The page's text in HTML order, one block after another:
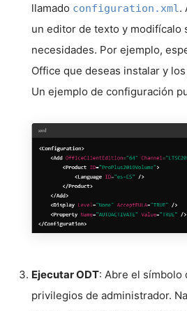
llamado configuration.xml.
un editor de texto y modifícalo
necesidades. Por ejemplo,
Office que deseas instalar y
Un ejemplo de configuración
Ejecutar ODT: Abre el símbolo
privilegios de administrador.